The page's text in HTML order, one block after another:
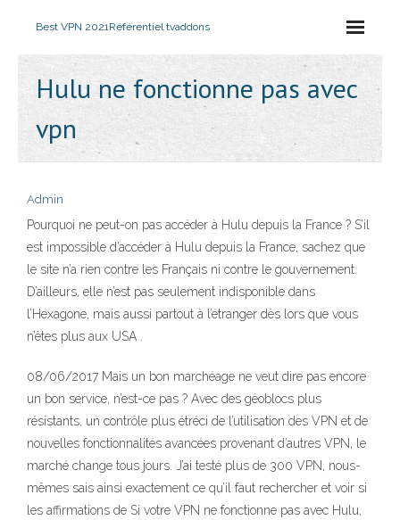
Best VPN 2021Référentiel tvaddons
Hulu ne fonctionne pas avec
vpn
Admin
Pourquoi ne peut-on pas accéder à Hulu depuis la France ? S’il
est impossible d’accéder à Hulu depuis la France, sachez que
le site n’a rien contre les Français ni contre le gouvernement.
D’ailleurs, elle n’est pas seulement indisponible dans
l’Hexagone, mais aussi partout à l’étranger dès lors que vous
n’êtes plus aux USA .
08/06/2017 Mais un bon marchéage ne veut dire pas encore
un bon service, n’est-ce pas ? Avec des géoblocs plus
résistants, un contrôle plus étréci de l’utilisation des VPN et de
nouvelles fonctionnalités avancées provenant d’autres VPN, le
marché change tous jours. J’ai testé plus de 300 VPN, nous-
mêmes sais ainsi exactement ce qu’il faut rechercher et voir si
les affirmations de Si votre VPN ne fonctionne pas avec Hulu,